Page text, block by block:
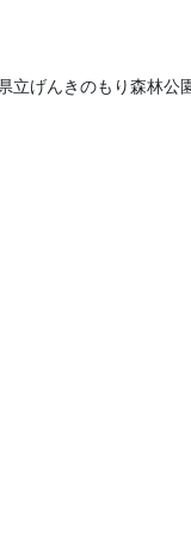
立げんきのもり森林公